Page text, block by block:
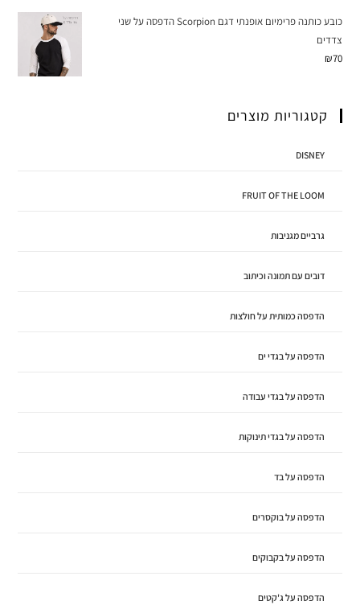
כובע כותנה פרימיום אופנתי דגם Scorpion הדפסה על שני
צדדים
₪70
קטגוריות מוצרים
DISNEY
FRUIT OF THE LOOM
גרביים מגניבות
דובים עם תמונה וכיתוב
הדפסה כמותית על חולצות
הדפסה על בגדי ים
הדפסה על בגדי עבודה
הדפסה על בגדי תינוקות
הדפסה על בד
הדפסה על בוקסרים
הדפסה על בקבוקים
הדפסה על ג'קטים